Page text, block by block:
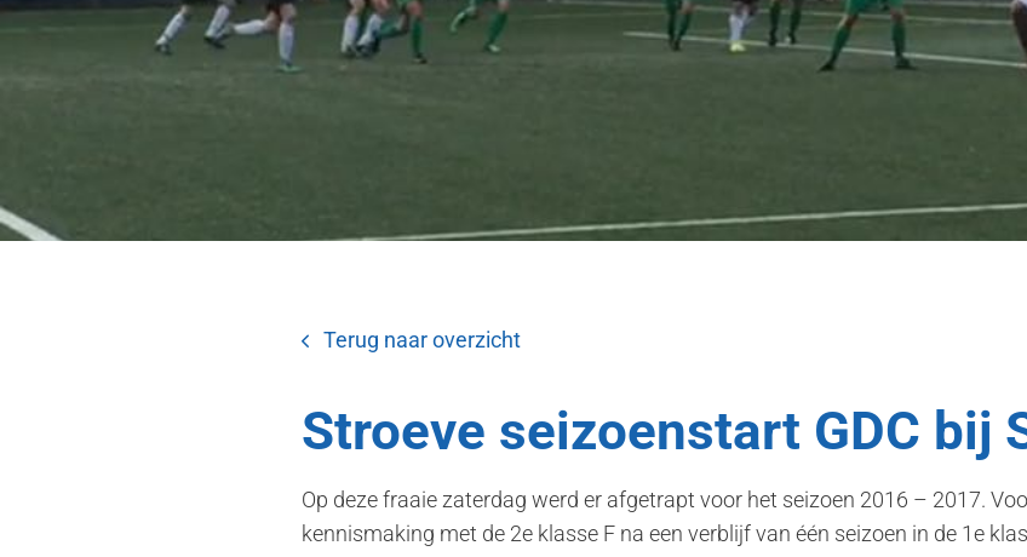
Terug naar overzicht
Stroeve seizoenstart GDC bij
Op deze fraaie zaterdag werd er afgetrapt voor het seizoen 2016 – 2017.
kennismaking met de 2e klasse F na een verblijf van één seizoen in de 1e